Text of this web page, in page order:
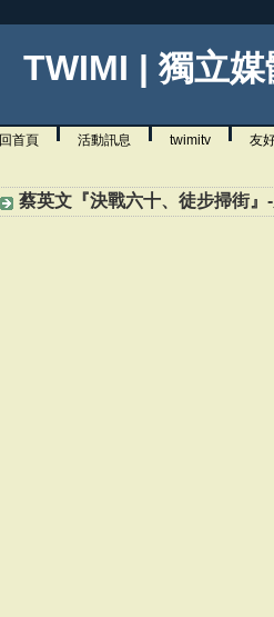
TWIMI | 獨立媒
回首頁 活動訊息 twimitv 友
蔡英文『決戰六十、徒步掃街』